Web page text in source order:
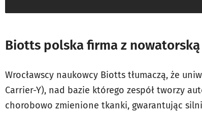
Biotts polska firma z nowatorską
Wrocławscy naukowcy Biotts tłumaczą, że
Carrier-Y), nad bazie którego zespół tworzy
chorobowo zmienione tkanki, gwarantując